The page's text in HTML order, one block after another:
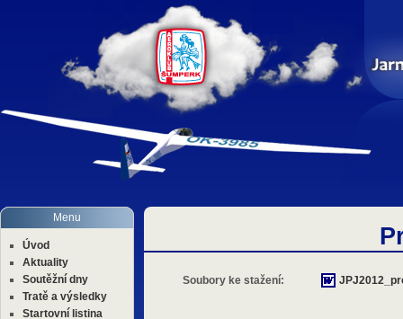
Menu
Úvod
Aktuality
Soutěžní dny
Tratě a výsledky
Startovní listina
Soubory ke stažení: